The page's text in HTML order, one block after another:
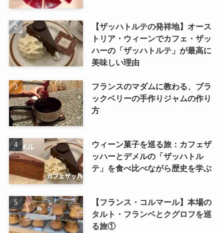
【ザッハトルテの発祥地】オース
トリア・ウィーンでカフェ・ザッ
ハーの「ザッハトルテ」が最高に
美味しい理由
フランスのマダムに教わる、ブラ
ックベリーの手作りジャムの作り
方
ウィーン菓子を巡る旅：カフェザ
ッハーとデメルの「ザッハトル
テ」を食べ比べながら歴史を学ぶ
【フランス・コルマール】本場の
タルト・フランベとクグロフを巡
る旅①